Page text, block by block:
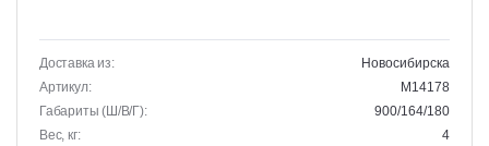
Доставка из:
Новосибирска
Артикул:
M14178
Габариты (Ш/В/Г):
900/164/180
Вес, кг:
4